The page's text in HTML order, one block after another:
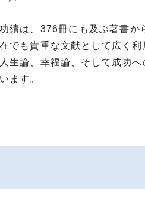
績は、376冊にも及ぶ著書か
でも貴重な文献として広く
生論、幸福論、そして成功へ
ます。